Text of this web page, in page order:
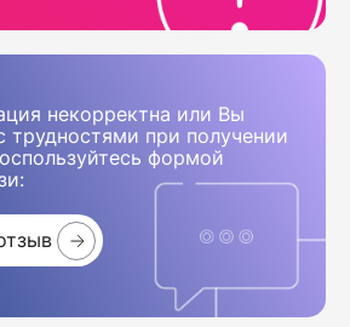
некорректна или Вы
трудностями при получении
формой